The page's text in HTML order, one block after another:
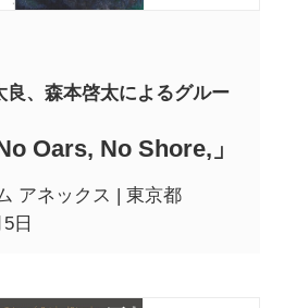
良、森本啓太によるグルー
Oars, No Shore,」
アネックス | 東京都
日